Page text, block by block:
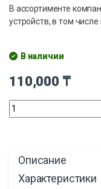
В ассортименте
устройств, в том
В наличии
110,000 ₸
Описание
Характеристики